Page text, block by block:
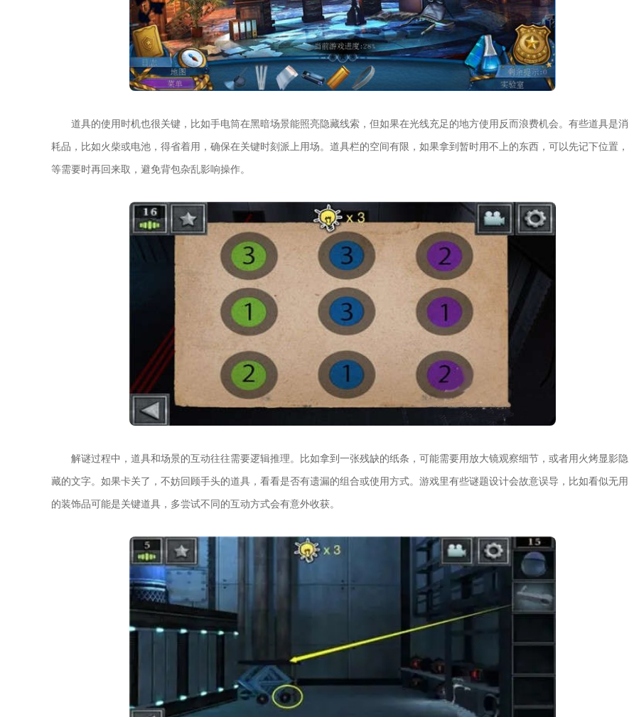
道具的使用时机也很关键，比如手电筒在黑暗场景能照亮隐藏线索，但如果在光线充足的地方使用反而浪费机会。有些道具是消
耗品，比如火柴或电池，得省着用，确保在关键时刻派上用场。道具栏的空间有限，如果拿到暂时用不上的东西，可以先记下位置，
等需要时再回来取，避免背包杂乱影响操作。
解谜过程中，道具和场景的互动往往需要逻辑推理。比如拿到一张残缺的纸条，可能需要用放大镜观察细节，或者用火烤显影隐
藏的文字。如果卡关了，不妨回顾手头的道具，看看是否有遗漏的组合或使用方式。游戏里有些谜题设计会故意误导，比如看似无用
的装饰品可能是关键道具，多尝试不同的互动方式会有意外收获。